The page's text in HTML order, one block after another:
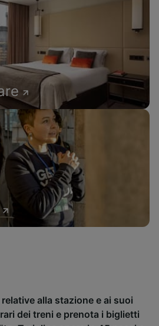
alla stazione e ai suoi
dei treni e prenota i biglietti